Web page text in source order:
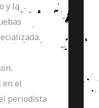
y la
en el
periodista